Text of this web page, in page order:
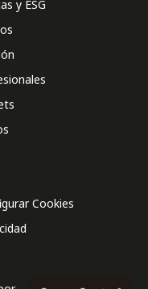
y ESG
Cookies